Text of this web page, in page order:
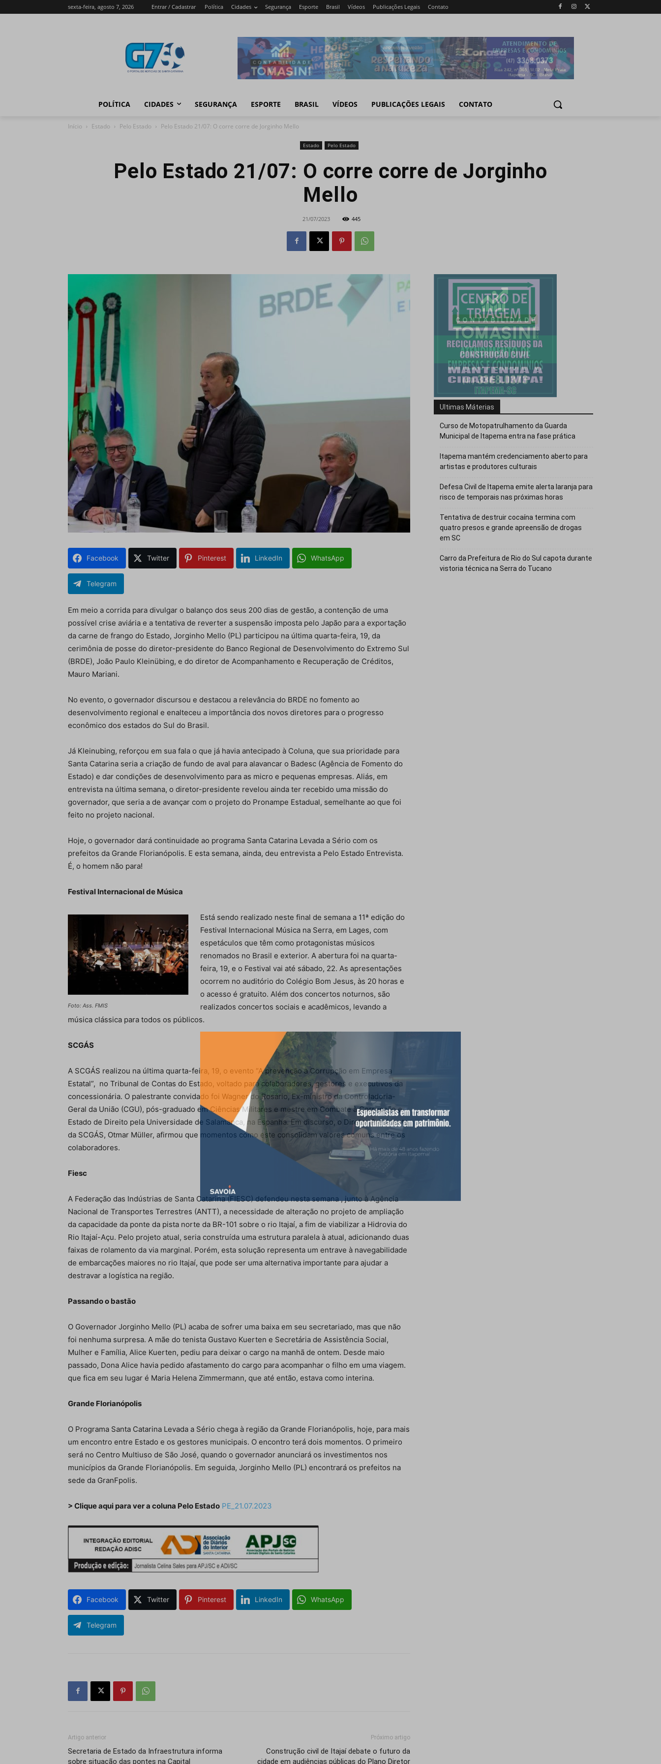
sexta-feira, agosto 7, 2026 Entrar / Cadastrar Política Cidades Segurança Esporte Brasil Vídeos Publicações Legais Contato
POLÍTICA CIDADES SEGURANÇA ESPORTE BRASIL VÍDEOS PUBLICAÇÕES LEGAIS CONTATO
Início Estado Pelo Estado Pelo Estado 21/07: O corre corre de Jorginho Mello
Estado Pelo Estado
Pelo Estado 21/07: O corre corre de Jorginho
Mello
21/07/2023 445
Facebook Twitter Pinterest LinkedIn WhatsApp
Telegram
Em meio a corrida para divulgar o balanço dos seus 200 dias de gestão, a contenção de uma
possível crise aviária e a tentativa de reverter a suspensão imposta pelo Japão para a exportação
da carne de frango do Estado, Jorginho Mello (PL) participou na última quarta-feira, 19, da
cerimônia de posse do diretor-presidente do Banco Regional de Desenvolvimento do Extremo Sul
(BRDE), João Paulo Kleinübing, e do diretor de Acompanhamento e Recuperação de Créditos,
Mauro Mariani.
No evento, o governador discursou e destacou a relevância do BRDE no fomento ao
desenvolvimento regional e enalteceu a importância dos novos diretores para o progresso
econômico dos estados do Sul do Brasil.
Já Kleinubing, reforçou em sua fala o que já havia antecipado à Coluna, que sua prioridade para
Santa Catarina seria a criação de fundo de aval para alavancar o Badesc (Agência de Fomento do
Estado) e dar condições de desenvolvimento para as micro e pequenas empresas. Aliás, em
entrevista na última semana, o diretor-presidente revelou ainda ter recebido uma missão do
governador, que seria a de avançar com o projeto do Pronampe Estadual, semelhante ao que foi
feito no projeto nacional.
Hoje, o governador dará continuidade ao programa Santa Catarina Levada a Sério com os
prefeitos da Grande Florianópolis. E esta semana, ainda, deu entrevista a Pelo Estado Entrevista.
É, o homem não para!
Festival Internacional de Música
Foto: Ass. FMIS
Está sendo realizado neste final de semana a 11ª edição do
Festival Internacional Música na Serra, em Lages, com
espetáculos que têm como protagonistas músicos
renomados no Brasil e exterior. A abertura foi na quarta-
feira, 19, e o Festival vai até sábado, 22. As apresentações
ocorrem no auditório do Colégio Bom Jesus, às 20 horas e
o acesso é gratuito. Além dos concertos noturnos, são
realizados concertos sociais e acadêmicos, levando a
música clássica para todos os públicos.
SCGÁS
A SCGÁS realizou na última quarta-feira, 19, o evento “A prevenção à Corrupção em Empresa
Estatal”, no Tribunal de Contas do Estado, voltado para colaboradores, gestores e executivos da
concessionária. O palestrante convidado foi Wagner do Rosário, Ex-ministro da Controladoria-
Geral da União (CGU), pós-graduado em Ciências Militares e mestre em Combate à Corrupção e
Estado de Direito pela Universidade de Salamanca, na Espanha. Em discurso, o Diretor Presidente
da SCGÁS, Otmar Müller, afirmou que momentos como este consolidam valores comuns entre os
colaboradores.
Fiesc
A Federação das Indústrias de Santa Catarina (FIESC) defendeu nesta semana , junto à Agência
Nacional de Transportes Terrestres (ANTT), a necessidade de alteração no projeto de ampliação
da capacidade da ponte da pista norte da BR-101 sobre o rio Itajaí, a fim de viabilizar a Hidrovia do
Rio Itajaí-Açu. Pelo projeto atual, seria construída uma estrutura paralela à atual, adicionando duas
faixas de rolamento da via marginal. Porém, esta solução representa um entrave à navegabilidade
de embarcações maiores no rio Itajaí, que pode ser uma alternativa importante para ajudar a
destravar a logística na região.
Passando o bastão
O Governador Jorginho Mello (PL) acaba de sofrer uma baixa em seu secretariado, mas que não
foi nenhuma surpresa. A mãe do tenista Gustavo Kuerten e Secretária de Assistência Social,
Mulher e Família, Alice Kuerten, pediu para deixar o cargo na manhã de ontem. Desde maio
passado, Dona Alice havia pedido afastamento do cargo para acompanhar o filho em uma viagem.
que fica em seu lugar é Maria Helena Zimmermann, que até então, estava como interina.
Grande Florianópolis
O Programa Santa Catarina Levada a Sério chega à região da Grande Florianópolis, hoje, para mais
um encontro entre Estado e os gestores municipais. O encontro terá dois momentos. O primeiro
será no Centro Multiuso de São José, quando o governador anunciará os investimentos nos
municípios da Grande Florianópolis. Em seguida, Jorginho Mello (PL) encontrará os prefeitos na
sede da GranFpolis.
> Clique aqui para ver a coluna Pelo Estado PE_21.07.2023
Facebook Twitter Pinterest LinkedIn WhatsApp
Telegram
Artigo anterior
Secretaria de Estado da Infraestrutura informa
sobre situação das pontes na Capital
Próximo artigo
Construção civil de Itajaí debate o futuro da
cidade em audiências públicas do Plano Diretor
Ultimas Máterias
Curso de Motopatrulhamento da Guarda
Municipal de Itapema entra na fase prática
Itapema mantém credenciamento aberto para
artistas e produtores culturais
Defesa Civil de Itapema emite alerta laranja para
risco de temporais nas próximas horas
Tentativa de destruir cocaína termina com
quatro presos e grande apreensão de drogas
em SC
Carro da Prefeitura de Rio do Sul capota durante
vistoria técnica na Serra do Tucano
modal-check
Isso vai fechar em14